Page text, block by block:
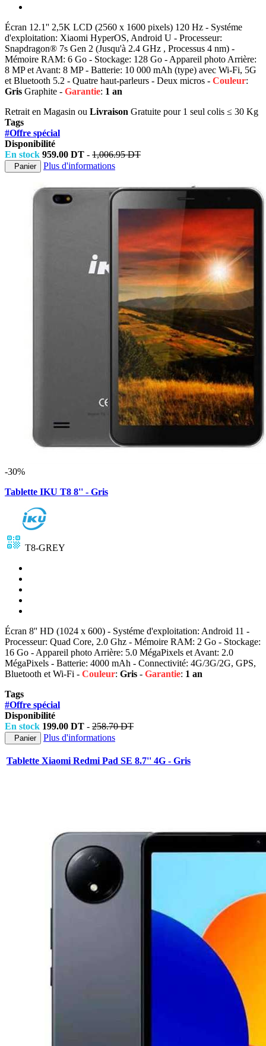
Écran 12.1'' 2,5K LCD (2560 x 1600 pixels) 120 Hz - Systéme
d'exploitation: Xiaomi HyperOS, Android U - Processeur:
Snapdragon® 7s Gen 2 (Jusqu'à 2.4 GHz , Processus 4 nm) -
Mémoire RAM: 6 Go - Stockage: 128 Go - Appareil photo Arrière:
8 MP et Avant: 8 MP - Batterie: 10 000 mAh (type) avec Wi-Fi, 5G
et Bluetooth 5.2 - Quatre haut-parleurs - Deux micros - Couleur:
Gris Graphite - Garantie: 1 an
Retrait en Magasin ou Livraison Gratuite pour 1 seul colis ≤ 30 Kg
Tags
#Offre spécial
Disponibilité
En stock 959.00 DT - 1,006.95 DT
Panier Plus d'informations
-30%
Tablette IKU T8 8'' - Gris
T8-GREY
Écran 8'' HD (1024 x 600) - Systéme d'exploitation: Android 11 -
Processeur: Quad Core, 2.0 Ghz - Mémoire RAM: 2 Go - Stockage:
16 Go - Appareil photo Arrière: 5.0 MégaPixels et Avant: 2.0
MégaPixels - Batterie: 4000 mAh - Connectivité: 4G/3G/2G, GPS,
Bluetooth et Wi-Fi - Couleur: Gris - Garantie: 1 an
Tags
#Offre spécial
Disponibilité
En stock 199.00 DT - 258.70 DT
Panier Plus d'informations
Tablette Xiaomi Redmi Pad SE 8.7'' 4G - Gris